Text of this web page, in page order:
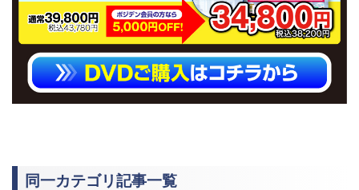
同一カテゴリ記事一覧